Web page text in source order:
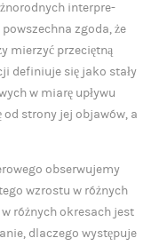
interpre-
zgoda, że
mierzyć przeciętną
definiuje się jako stały
w miarę upływu
strony jej objawów, a
obserwujemy
wzrostu w różnych
różnych okresach jest
dlaczego występuje